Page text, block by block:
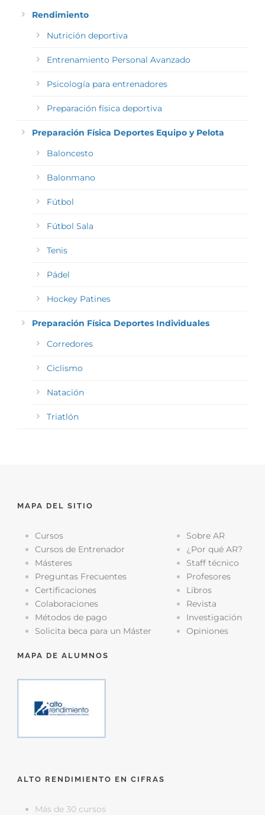
Rendimiento
Nutrición deportiva
Entrenamiento Personal Avanzado
Psicología para entrenadores
Preparación física deportiva
Preparación Física Deportes Equipo y Pelota
Baloncesto
Balonmano
Fútbol
Fútbol Sala
Tenis
Pádel
Hockey Patines
Preparación Física Deportes Individuales
Corredores
Ciclismo
Natación
Triatlón
MAPA DEL SITIO
Cursos
Cursos de Entrenador
Másteres
Preguntas Frecuentes
Certificaciones
Colaboraciones
Métodos de pago
Solicita beca para un Máster
Sobre AR
¿Por qué AR?
Staff técnico
Profesores
Libros
Revista
Investigación
Opiniones
MAPA DE ALUMNOS
ALTO RENDIMIENTO EN CIFRAS
Más de 30 cursos